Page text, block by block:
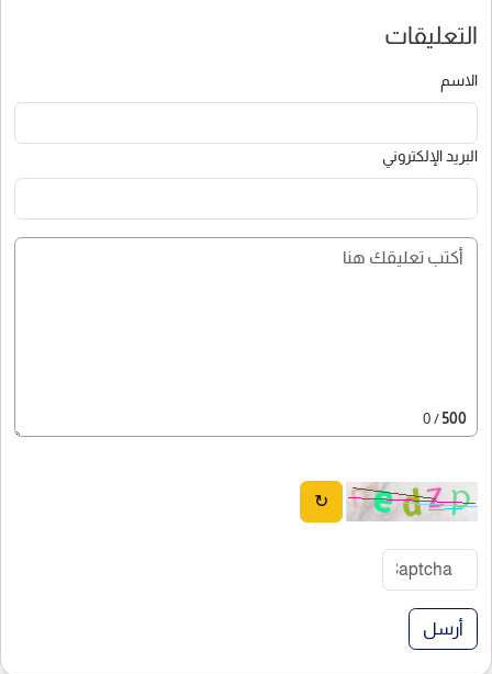
التعليقات
الاسم
البريد الإلكتروني
500
/ 0
↻
أرسل